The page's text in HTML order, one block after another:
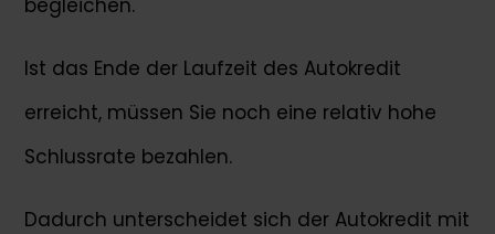
begleichen.
Ist das Ende der Laufzeit des Autokredit
erreicht, müssen Sie noch eine relativ hohe
Schlussrate bezahlen.
Dadurch unterscheidet sich der Autokredit mit